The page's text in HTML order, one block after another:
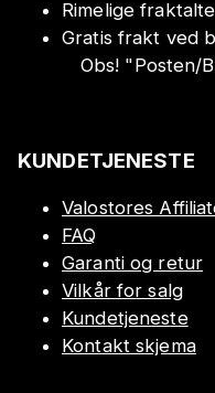
Rimelige
Gratis frakt ved
Obs! "Posten/
KUNDETJENESTE
Valostores
FAQ
Garanti og retur
Vilkår for salg
Kundetjeneste
Kontakt skjema